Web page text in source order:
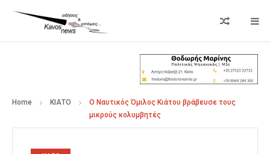
Home ΚΙΑΤΟ
Ο Ναυτικός Όμιλος Κιάτου βράβευσε τους
μικρούς κολυμβητές